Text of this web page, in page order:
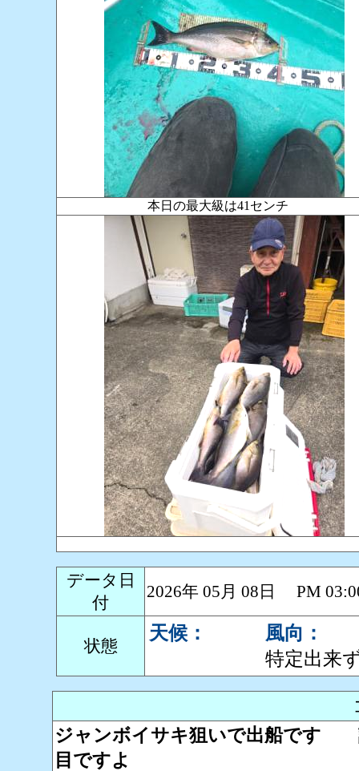
本日の最大級は41センチ
データ日
付
2026年 05月 08日 PM
状態
天候：
風向：
特定出来
ジャンボイサキ狙いで出船です
目ですよ